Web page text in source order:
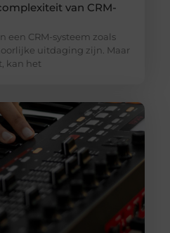
van CRM-
een CRM-systeem zoals
uitdaging zijn. Maar
kan het